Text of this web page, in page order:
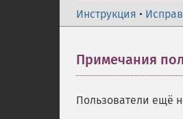
Инструкция •
Примечания
Пользователи ещё